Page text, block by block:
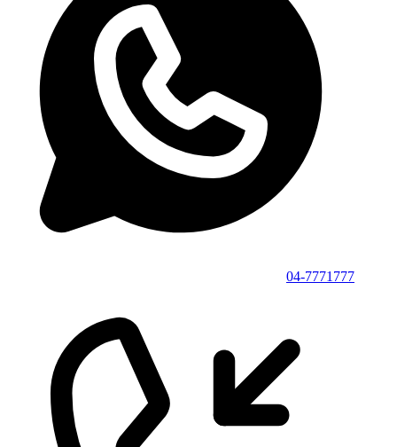
04-7771777